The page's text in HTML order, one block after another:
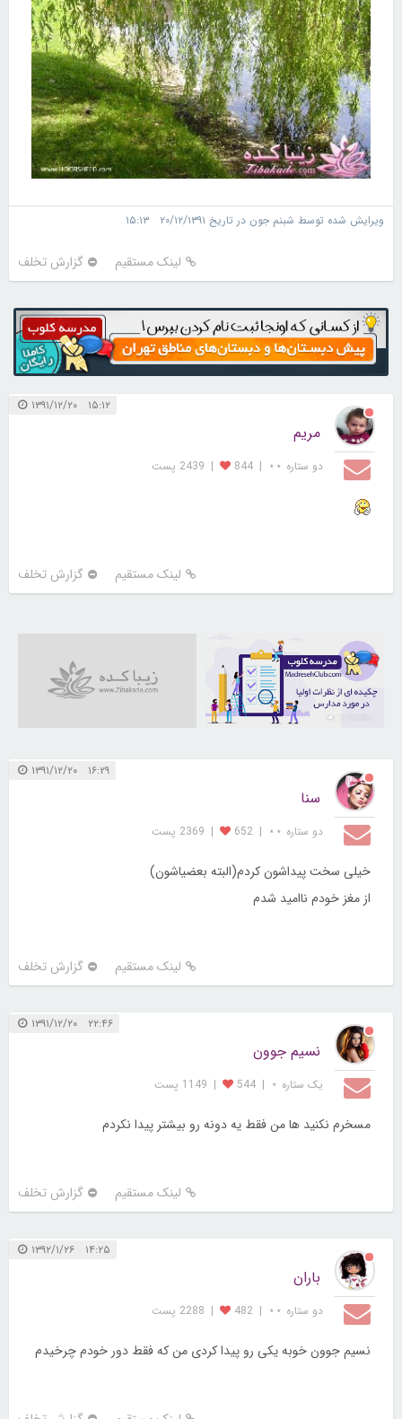
ویرایش شده توسط شبنم جون در تاریخ ۲۰/۱۲/۱۳۹۱ ۱۵:۱۳
لینک مستقیم گزارش تخلف
۱۵:۱۲ ۱۳۹۱/۱۲/۲۰
مریم
دو ستاره ⋆⋆ |
844
| 2439 پست
لینک مستقیم گزارش تخلف
۱۶:۲۹ ۱۳۹۱/۱۲/۲۰
سنا
دو ستاره ⋆⋆ |
652
| 2369 پست
خیلی سخت پیداشون کردم(البته بعضیاشون)
از مغز خودم ناامید شدم
لینک مستقیم گزارش تخلف
۲۲:۴۶ ۱۳۹۱/۱۲/۲۰
نسیم جوون
یک ستاره ⋆ |
544
| 1149 پست
مسخرم نکنید ها من فقط یه دونه رو بیشتر پیدا نکردم
لینک مستقیم گزارش تخلف
۱۴:۲۵ ۱۳۹۲/۱/۲۶
باران
دو ستاره ⋆⋆ |
482
| 2288 پست
نسیم جوون خوبه یکی رو پیدا کردی من که فقط دور خودم چرخیدم